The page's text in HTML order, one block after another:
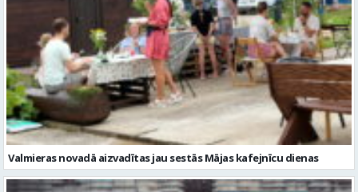
Valmieras novadā aizvadītas jau sestās Mājas kafejnīcu dienas